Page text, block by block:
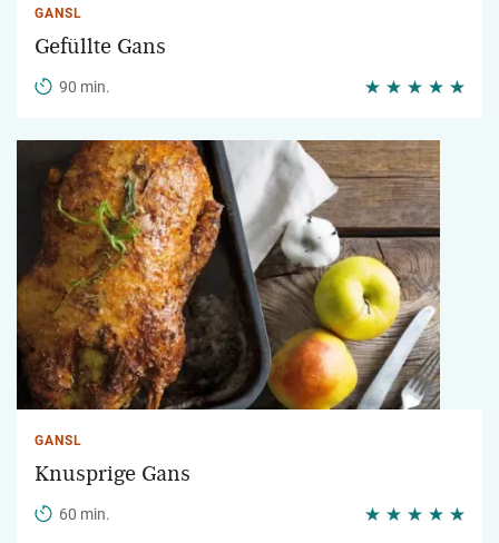
GANSL
Gefüllte Gans
90 min.
GANSL
Knusprige Gans
60 min.